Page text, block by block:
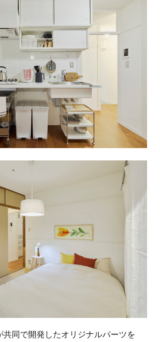
共同で開発したオリジナルパーツを